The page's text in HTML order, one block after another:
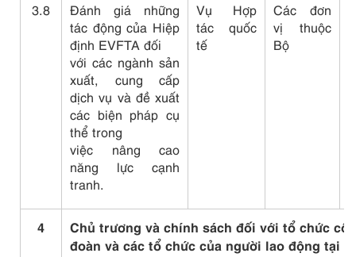
3.8
Đánh giá những
tác động của Hiệp
định EVFTA đối
với các ngành sản
xuất, cung cấp
dịch vụ và đề xuất
các biện pháp cụ
thể trong
việc nâng cao
năng lực cạnh
tranh.
Vụ Hợp
tác quốc
tế
Các đơn
vị thuộc
Bộ
4
Chủ trương và chính sách đối với tổ chức
đoàn và các tổ chức của người lao động tại